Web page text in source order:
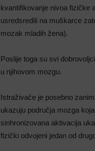
kvantifikovanje nivoa fizičke
usredsredili na muškarce
mozak mladih žena).
Poslije toga su svi
u njihovom mozgu.
Istraživače je posebno
ukazuju područja mozga
sinhronizovana aktivacija
fizički odvojeni jedan od